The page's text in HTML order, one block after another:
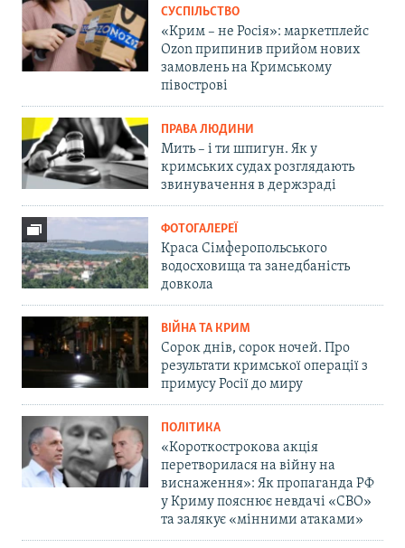
СУСПІЛЬСТВО
«Крим – не Росія»: маркетплейс
Ozon припинив прийом нових
замовлень на Кримському
півострові
ПРАВА ЛЮДИНИ
Мить – і ти шпигун. Як у
кримських судах розглядають
звинувачення в держзраді
ФОТОГАЛЕРЕЇ
Краса Сімферопольського
водосховища та занедбаність
довкола
ВІЙНА ТА КРИМ
Сорок днів, сорок ночей. Про
результати кримської операції з
примусу Росії до миру
ПОЛІТИКА
«Короткострокова акція
перетворилася на війну на
виснаження»: Як пропаганда РФ
у Криму пояснює невдачі «СВО»
та залякує «мінними атаками»